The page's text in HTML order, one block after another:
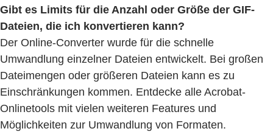
Gibt es Limits für die Anzahl oder Größe der GIF-
Dateien, die ich konvertieren kann?
Der Online-Converter wurde für die schnelle
Umwandlung einzelner Dateien entwickelt. Bei großen
Dateimengen oder größeren Dateien kann es zu
Einschränkungen kommen. Entdecke alle Acrobat-
Onlinetools mit vielen weiteren Features und
Möglichkeiten zur Umwandlung von Formaten.